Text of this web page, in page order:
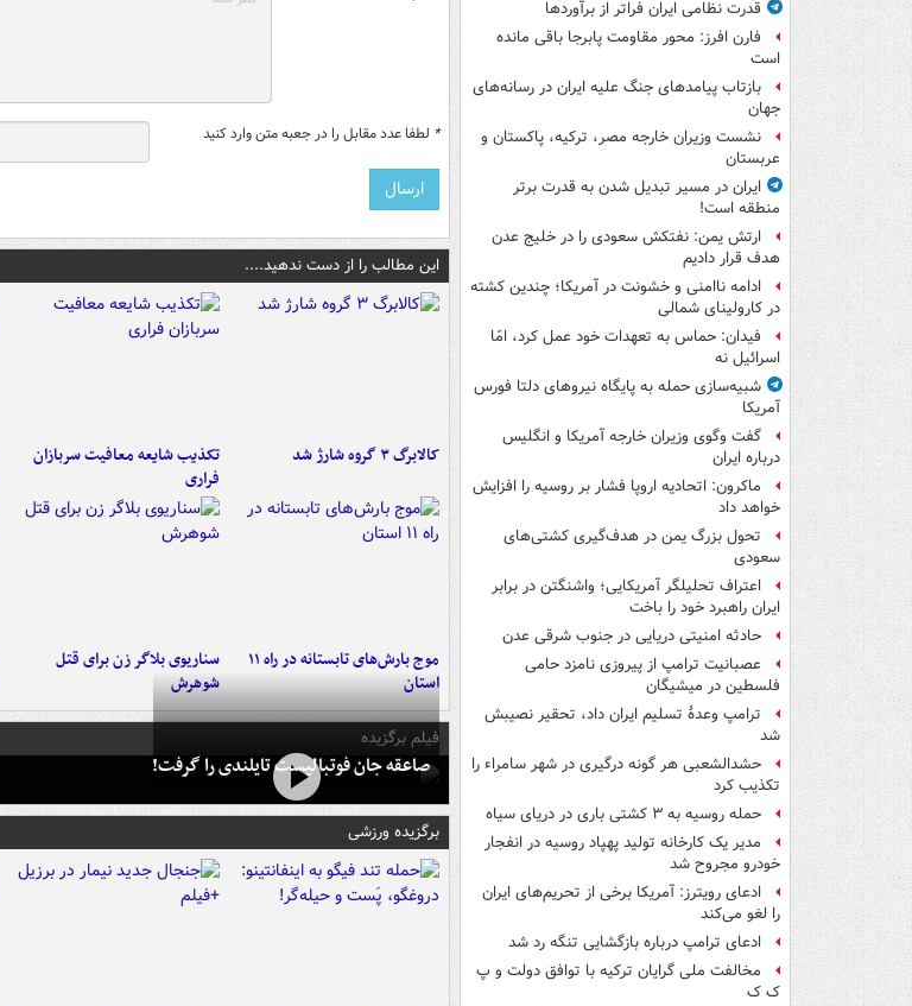
قدرت نظامی ایران فراتر از برآوردها
فارن افرز: محور مقاومت پابرجا باقی مانده
است
بازتاب پیامدهای جنگ علیه ایران در رسانه‌های
جهان
نشست وزیران خارجه مصر، ترکیه، پاکستان و
عربستان
ایران در مسیر تبدیل شدن به قدرت برتر
منطقه است!
ارتش یمن: نفتکش سعودی را در خلیج عدن
هدف قرار دادیم
ادامه ناامنی و خشونت در آمریکا؛ چندین کشته
در کارولینای شمالی
فیدان: حماس به تعهدات خود عمل کرد، امّا
اسرائیل نه
شبیه‌سازی حمله به پایگاه نیروهای دلتا فورس
آمریکا
گفت وگوی وزیران خارجه آمریکا و انگلیس
درباره ایران
ماکرون: اتحادیه اروپا فشار بر روسیه را افزایش
خواهد داد
تحول بزرگ یمن در هدف‌گیری کشتی‌های
سعودی
اعتراف تحلیلگر آمریکایی؛ واشنگتن در برابر
ایران راهبرد خود را باخت
حادثه امنیتی دریایی در جنوب شرقی عدن
عصبانیت ترامپ از پیروزی نامزد حامی
فلسطین در میشیگان
ترامپ وعدۀ تسلیم ایران داد، تحقیر نصیبش
شد
حشدالشعبی هر گونه درگیری در شهر سامراء را
تکذیب کرد
حمله روسیه به ۳ کشتی باری در دریای سیاه
مدیر یک کارخانه تولید پهپاد روسیه در انفجار
خودرو مجروح شد
ادعای رویترز: آمریکا برخی از تحریم‌های ایران
را لغو می‌کند
ادعای ترامپ درباره بازگشایی تنگه رد شد
مخالفت ملی گرایان ترکیه با توافق دولت و پ
ک ک
* لطفا عدد مقابل را در جعبه متن وارد کنید
این مطالب را از دست ندهید....
کالابرگ ۳ گروه شارژ شد
تکذیب شایعه معافیت سربازان
فراری
موج بارش‌های تابستانه در راه ۱۱
استان
سناریوی بلاگر زن برای قتل
شوهرش
فیلم برگزیده
صاعقه جان فوتبالیست تایلندی را گرفت!
برگزیده ورزشی